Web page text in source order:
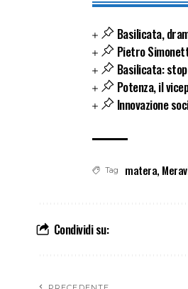
Basilicata,
Pietro
Basilicata:
Potenza, il
Innovazione
Tag matera,
Condividi su: